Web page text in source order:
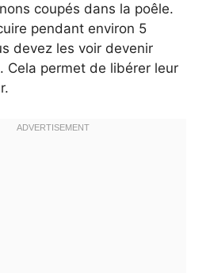
coupés dans la poêle.
pendant environ 5
devez les voir devenir
Cela permet de libérer leur